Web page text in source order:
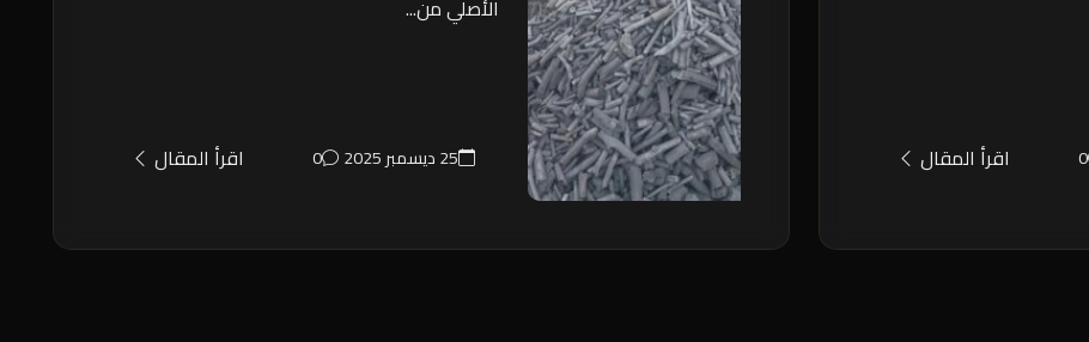
0 اقرأ المقال
الأصلي من...
25 ديسمبر 2025 0 اقرأ المقال